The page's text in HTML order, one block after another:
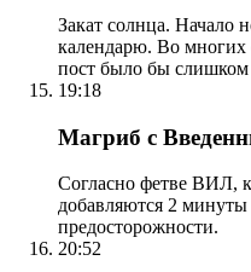
Закат солнца. Начало
календарю. Во многих
пост было бы слишком
19:18
Магриб с
Согласно фетве ВИЛ,
добавляются 2 минуты
предосторожности.
20:52